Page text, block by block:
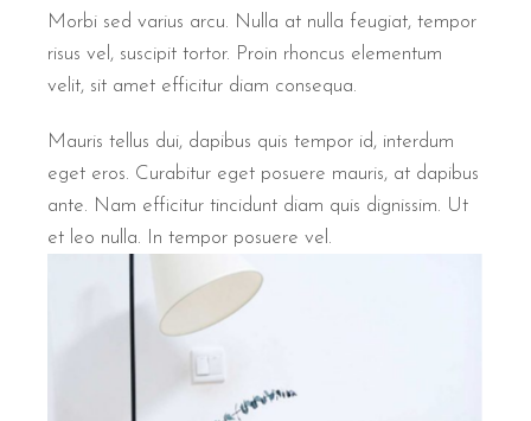
Morbi sed varius arcu. Nulla at nulla feugiat, tempor
risus vel, suscipit tortor. Proin rhoncus elementum
velit, sit amet efficitur diam consequa.
Mauris tellus dui, dapibus quis tempor id, interdum
eget eros. Curabitur eget posuere mauris, at dapibus
ante. Nam efficitur tincidunt diam quis dignissim. Ut
et leo nulla. In tempor posuere vel.